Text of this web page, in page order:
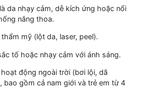
da nhạy cảm, dễ kích ứng hoặc nổi
nắng thoa.
mỹ (lột da, laser, peel).
tố hoặc nhạy cảm với ánh sáng.
động ngoài trời (bơi lội, dã
bao gồm cả nam giới và trẻ em từ 4